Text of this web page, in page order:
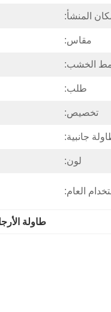
المنشأ:
مقاس:
الخشب:
طلب:
تخصيص:
جانبية:
لون:
العام:
طاولة